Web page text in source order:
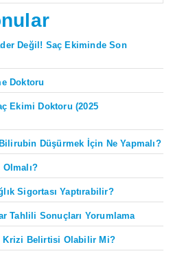
Değil! Saç Ekiminde Son
Doktoru
Ekimi Doktoru (2025
Düşürmek İçin Ne Yapmalı?
Olmalı?
Sigortası Yaptırabilir?
Tahlili Sonuçları Yorumlama
Krizi Belirtisi Olabilir Mi?